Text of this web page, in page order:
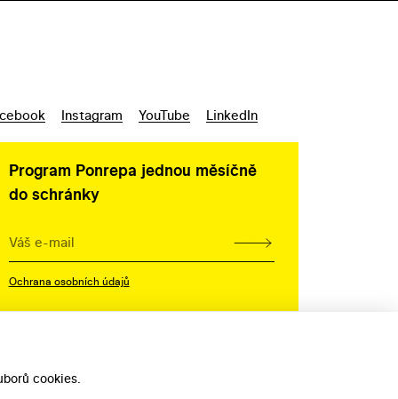
Instagram YouTube LinkedIn
Program Ponrepa jednou měsíčně
do schránky
Ochrana osobních údajů
cookies.